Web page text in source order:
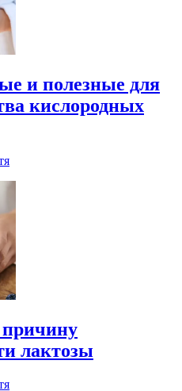
и полезные для
кислородных
лактозы